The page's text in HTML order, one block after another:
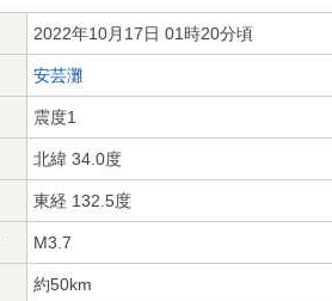
2022年10月17日 01時20分頃
安芸灘
震度1
北緯 34.0度
東経 132.5度
M3.7
約50km